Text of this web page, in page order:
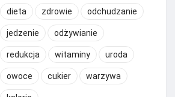
dieta zdrowie odchudzanie
jedzenie odżywianie
redukcja witaminy uroda
owoce cukier warzywa